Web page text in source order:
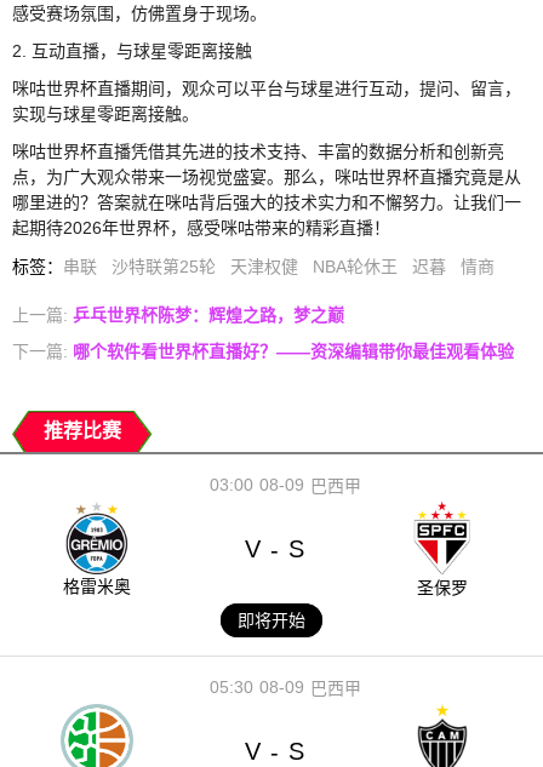
感受赛场氛围，仿佛置身于现场。
2. 互动直播，与球星零距离接触
咪咕世界杯直播期间，观众可以平台与球星进行互动，提问、留言，
实现与球星零距离接触。
咪咕世界杯直播凭借其先进的技术支持、丰富的数据分析和创新亮
点，为广大观众带来一场视觉盛宴。那么，咪咕世界杯直播究竟是从
哪里进的？答案就在咪咕背后强大的技术实力和不懈努力。让我们一
起期待2026年世界杯，感受咪咕带来的精彩直播！
标签： 串联 沙特联第25轮 天津权健 NBA轮休王 迟暮 情商
上一篇: 乒乓世界杯陈梦：辉煌之路，梦之巅
下一篇: 哪个软件看世界杯直播好？——资深编辑带你最佳观看体验
推荐比赛
08-09
03:00 巴西甲
格雷米奥
V - S
圣保罗
即将开始
08-09
05:30 巴西甲
V - S